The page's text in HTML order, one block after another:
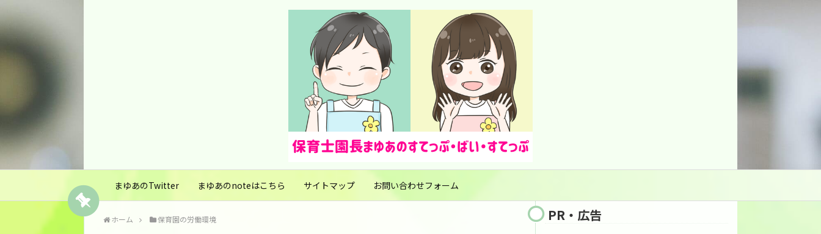
まゆあのTwitter まゆあのnoteはこちら サイトマップ お問い合わせフォーム
ホーム 保育園の労働環境 PR・広告